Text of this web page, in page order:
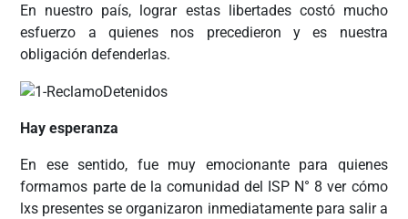
En nuestro país, lograr estas libertades costó mucho
esfuerzo a quienes nos precedieron y es nuestra
obligación defenderlas.
Hay esperanza
En ese sentido, fue muy emocionante para quienes
formamos parte de la comunidad del ISP N° 8 ver cómo
lxs presentes se organizaron inmediatamente para salir a